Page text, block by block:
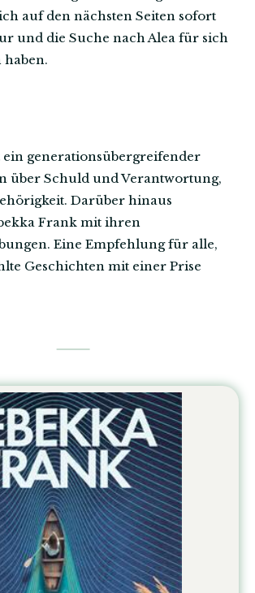
auf den nächsten Seiten sofort
und die Suche nach Alea für sich
generationsübergreifender
über Schuld und Verantwortung,
Darüber hinaus
Frank mit ihren
Eine Empfehlung für alle,
Geschichten mit einer Prise